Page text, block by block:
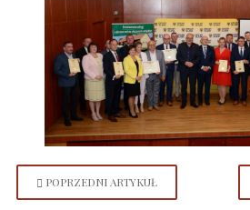
POPRZEDNI ARTYKUŁ